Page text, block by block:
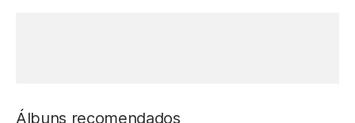
Álbuns recomendados